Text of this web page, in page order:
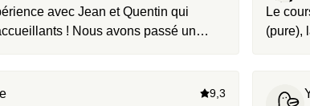
avec Jean et Quentin qui
! Nous avons passé un
Le
(pure),
votre
9,3